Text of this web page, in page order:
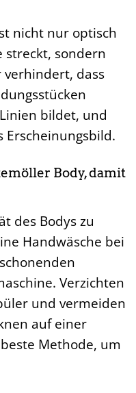
nicht nur optisch
streckt, sondern
verhindert, dass
bildet, und
Erscheinungsbild.
Body, damit
des Bodys zu
Handwäsche bei
Verzichten
und vermeiden
auf einer
Methode, um